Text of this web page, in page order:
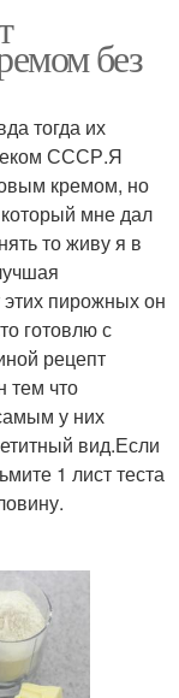
без
тогда их
СССР.Я
кремом, но
мне дал
то живу я в
этих пирожных он
готовлю с
рецепт
тем что
у них
вид.Если
1 лист теста